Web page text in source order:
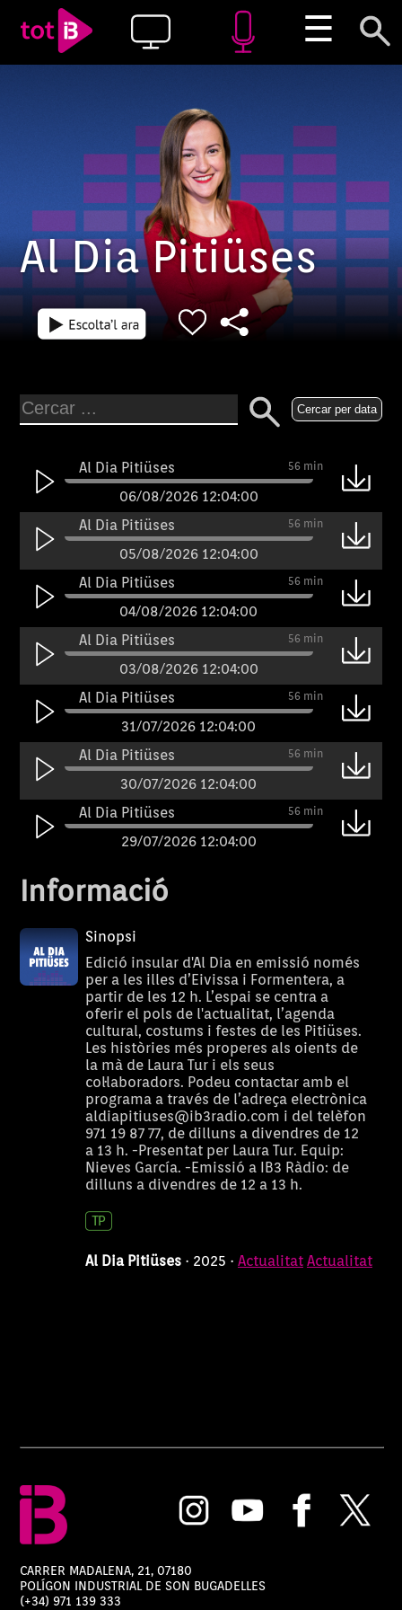
☰
Al Dia Pitiüses
Cercar per data
Al Dia Pitiüses 56 min
06/08/2026 12:04:00
Al Dia Pitiüses
56 min
05/08/2026 12:04:00
Al Dia Pitiüses
56 min
04/08/2026 12:04:00
Al Dia Pitiüses
56 min
03/08/2026 12:04:00
Al Dia Pitiüses
56 min
31/07/2026 12:04:00
Al Dia Pitiüses
56 min
30/07/2026 12:04:00
Al Dia Pitiüses
56 min
29/07/2026 12:04:00
28/07/2026 12:04:00
Al Dia Pitiüses
27/07/2026 12:04:00
Al Dia Pitiüses
56 min
24/07/2026 12:04:00
Al Dia Pitiüses
56 min
23/07/2026 12:04:00
Al Dia Pitiüses
56 min
22/07/2026 12:04:00
Al Dia Pitiüses
55 min
21/07/2026 12:04:00
Al Dia Pitiüses
56 min
Al Dia Pitiüses
56 min
56 min
10/07/2026 12:04:00
Informació
Sinopsi
Edició insular d'Al Dia en emissió només
per a les illes d’Eivissa i Formentera, a
partir de les 12 h. L’espai se centra a
oferir el pols de l'actualitat, l’agenda
cultural, costums i festes de les Pitiüses.
Les històries més properes als oients de
la mà de Laura Tur i els seus
col·laboradors. Podeu contactar amb el
programa a través de l’adreça electrònica
aldiapitiuses@ib3radio.com i del telèfon
971 19 87 77, de dilluns a divendres de 12
a 13 h. -Presentat per Laura Tur. Equip:
Nieves García. -Emissió a IB3 Ràdio: de
dilluns a divendres de 12 a 13 h.
Al Dia Pitiüses · 2025 · Actualitat Actualitat
CARRER MADALENA, 21, 07180
POLÍGON INDUSTRIAL DE SON BUGADELLES
(+34) 971 139 333